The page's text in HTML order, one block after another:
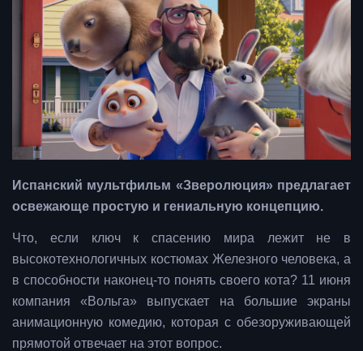
Испанский мультфильм «Зверолюция» предлагает
освежающе простую и гениальную концепцию.
Что, если ключ к спасению мира лежит не в
высокотехнологичных костюмах Железного человека, а
в способности наконец-то понять своего кота? 11 июня
компания «Вольга» выпускает на большие экраны
анимационную комедию, которая с обезоруживающей
прямотой отвечает на этот вопрос.